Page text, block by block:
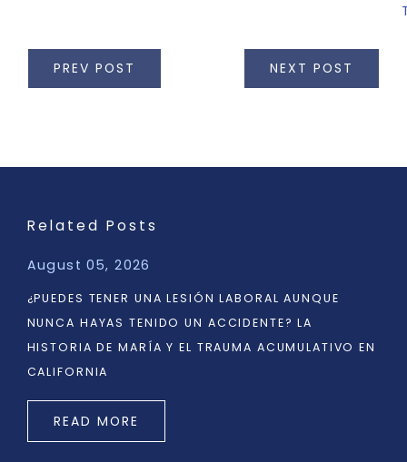
PREV POST NEXT POST
Related Posts
August 05, 2026
¿PUEDES TENER UNA LESIÓN LABORAL AUNQUE
NUNCA HAYAS TENIDO UN ACCIDENTE? LA
HISTORIA DE MARÍA Y EL TRAUMA ACUMULATIVO EN
CALIFORNIA
READ MORE